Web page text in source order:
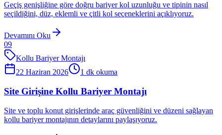
Geçiş genişliğine göre doğru bariyer kol uzunluğu ve tipinin nasıl
seçildiğini, düz, eklemli ve çitli kol seçeneklerini açıklıyoruz.
Devamını Oku
09
Kollu Bariyer Montajı
22 Haziran 2026
1 dk okuma
Site Girişine Kollu Bariyer Montajı
Site ve toplu konut girişlerinde araç güvenliğini ve düzeni sağlayan
kollu bariyer montajının detaylarını paylaşıyoruz.